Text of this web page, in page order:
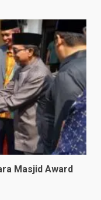
Masjid Award